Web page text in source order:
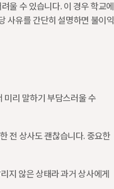
울 수 있습니다. 이 경우 학교에
사유를 간단히 설명하면 불이익
미리 말하기 부담스러울 수
전 상사도 괜찮습니다. 중요한
않은 상태라 과거 상사에게